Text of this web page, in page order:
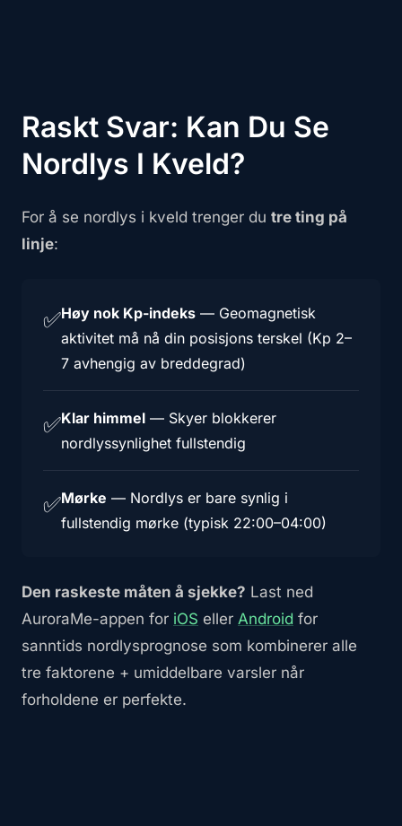
Raskt Svar: Kan Du Se
Nordlys I Kveld?
For å se nordlys i kveld trenger du tre ting på
linje:
✅Høy nok Kp-indeks — Geomagnetisk
aktivitet må nå din posisjons terskel (Kp 2–
7 avhengig av breddegrad)
✅Klar himmel — Skyer blokkerer
nordlyssynlighet fullstendig
✅Mørke — Nordlys er bare synlig i
fullstendig mørke (typisk 22:00–04:00)
Den raskeste måten å sjekke? Last ned
AuroraMe-appen for iOS eller Android for
sanntids nordlysprognose som kombinerer alle
tre faktorene + umiddelbare varsler når
forholdene er perfekte.